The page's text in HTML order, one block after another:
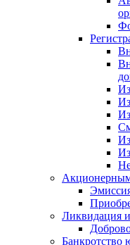
Ликвидация
Банкротство